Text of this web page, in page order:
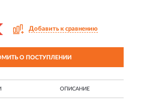
Добавить к сравнению
О ПОСТУПЛЕНИИ
ОПИСАНИЕ